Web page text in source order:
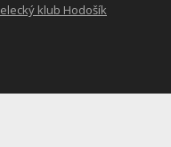
klub Hodošík